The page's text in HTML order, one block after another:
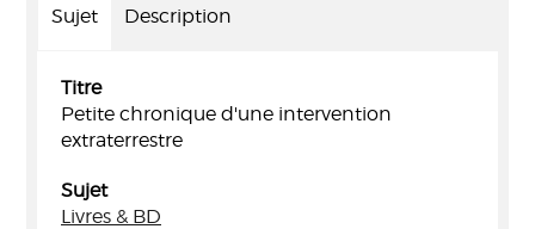
Sujet Description
Titre
Petite chronique d'une intervention
extraterrestre
Sujet
Livres & BD